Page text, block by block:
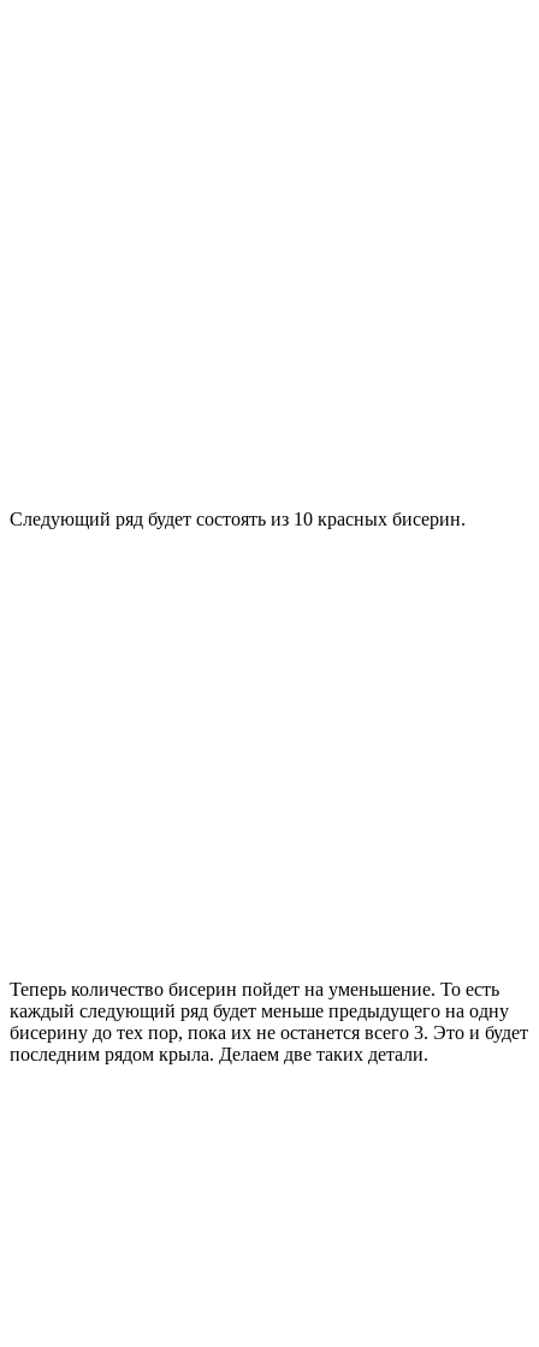
Следующий ряд будет состоять из 10 красных бисерин.
Теперь количество бисерин пойдет на уменьшение. То есть
каждый следующий ряд будет меньше предыдущего на одну
бисерину до тех пор, пока их не останется всего 3. Это и будет
последним рядом крыла. Делаем две таких детали.